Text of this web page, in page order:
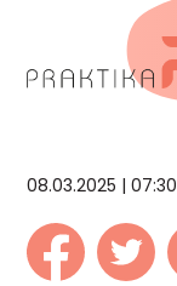
08.03.2025 | 07:30